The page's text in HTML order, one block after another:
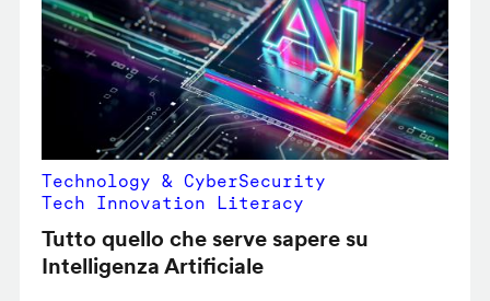
Technology & CyberSecurity
Tech Innovation Literacy
Tutto quello che serve sapere su
Intelligenza Artificiale